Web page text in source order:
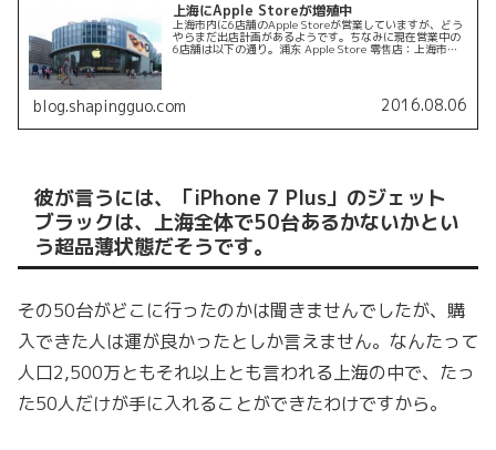
上海にApple Storeが増殖中
上海市内に6店舗のApple Storeが営業していますが、どう
やらまだ出店計画があるようです。ちなみに現在営業中の
6店舗は以下の通り。浦东 Apple Store 零售店：上海市浦
blog.shapingguo.com 2016.08.06
彼が言うには、「iPhone 7 Plus」のジェット
ブラックは、上海全体で50台あるかないかとい
う超品薄状態だそうです。
その50台がどこに行ったのかは聞きませんでしたが、購
入できた人は運が良かったとしか言えません。なんたって
人口2,500万ともそれ以上とも言われる上海の中で、たっ
た50人だけが手に入れることができたわけですから。